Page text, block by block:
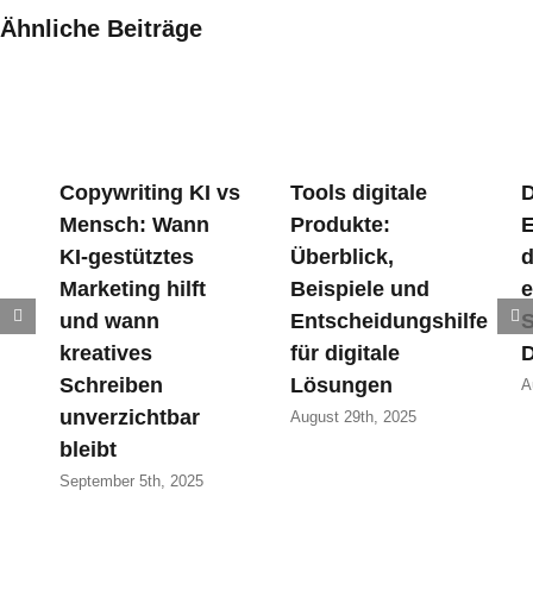
Ähnliche Beiträge
Copywriting KI vs
Mensch: Wann
KI-gestütztes
Marketing hilft
und wann
kreatives
Schreiben
unverzichtbar
bleibt
September 5th, 2025
Tools digitale
Produkte:
Überblick,
Beispiele und
Entscheidungshilfe
für digitale
Lösungen
August 29th, 2025